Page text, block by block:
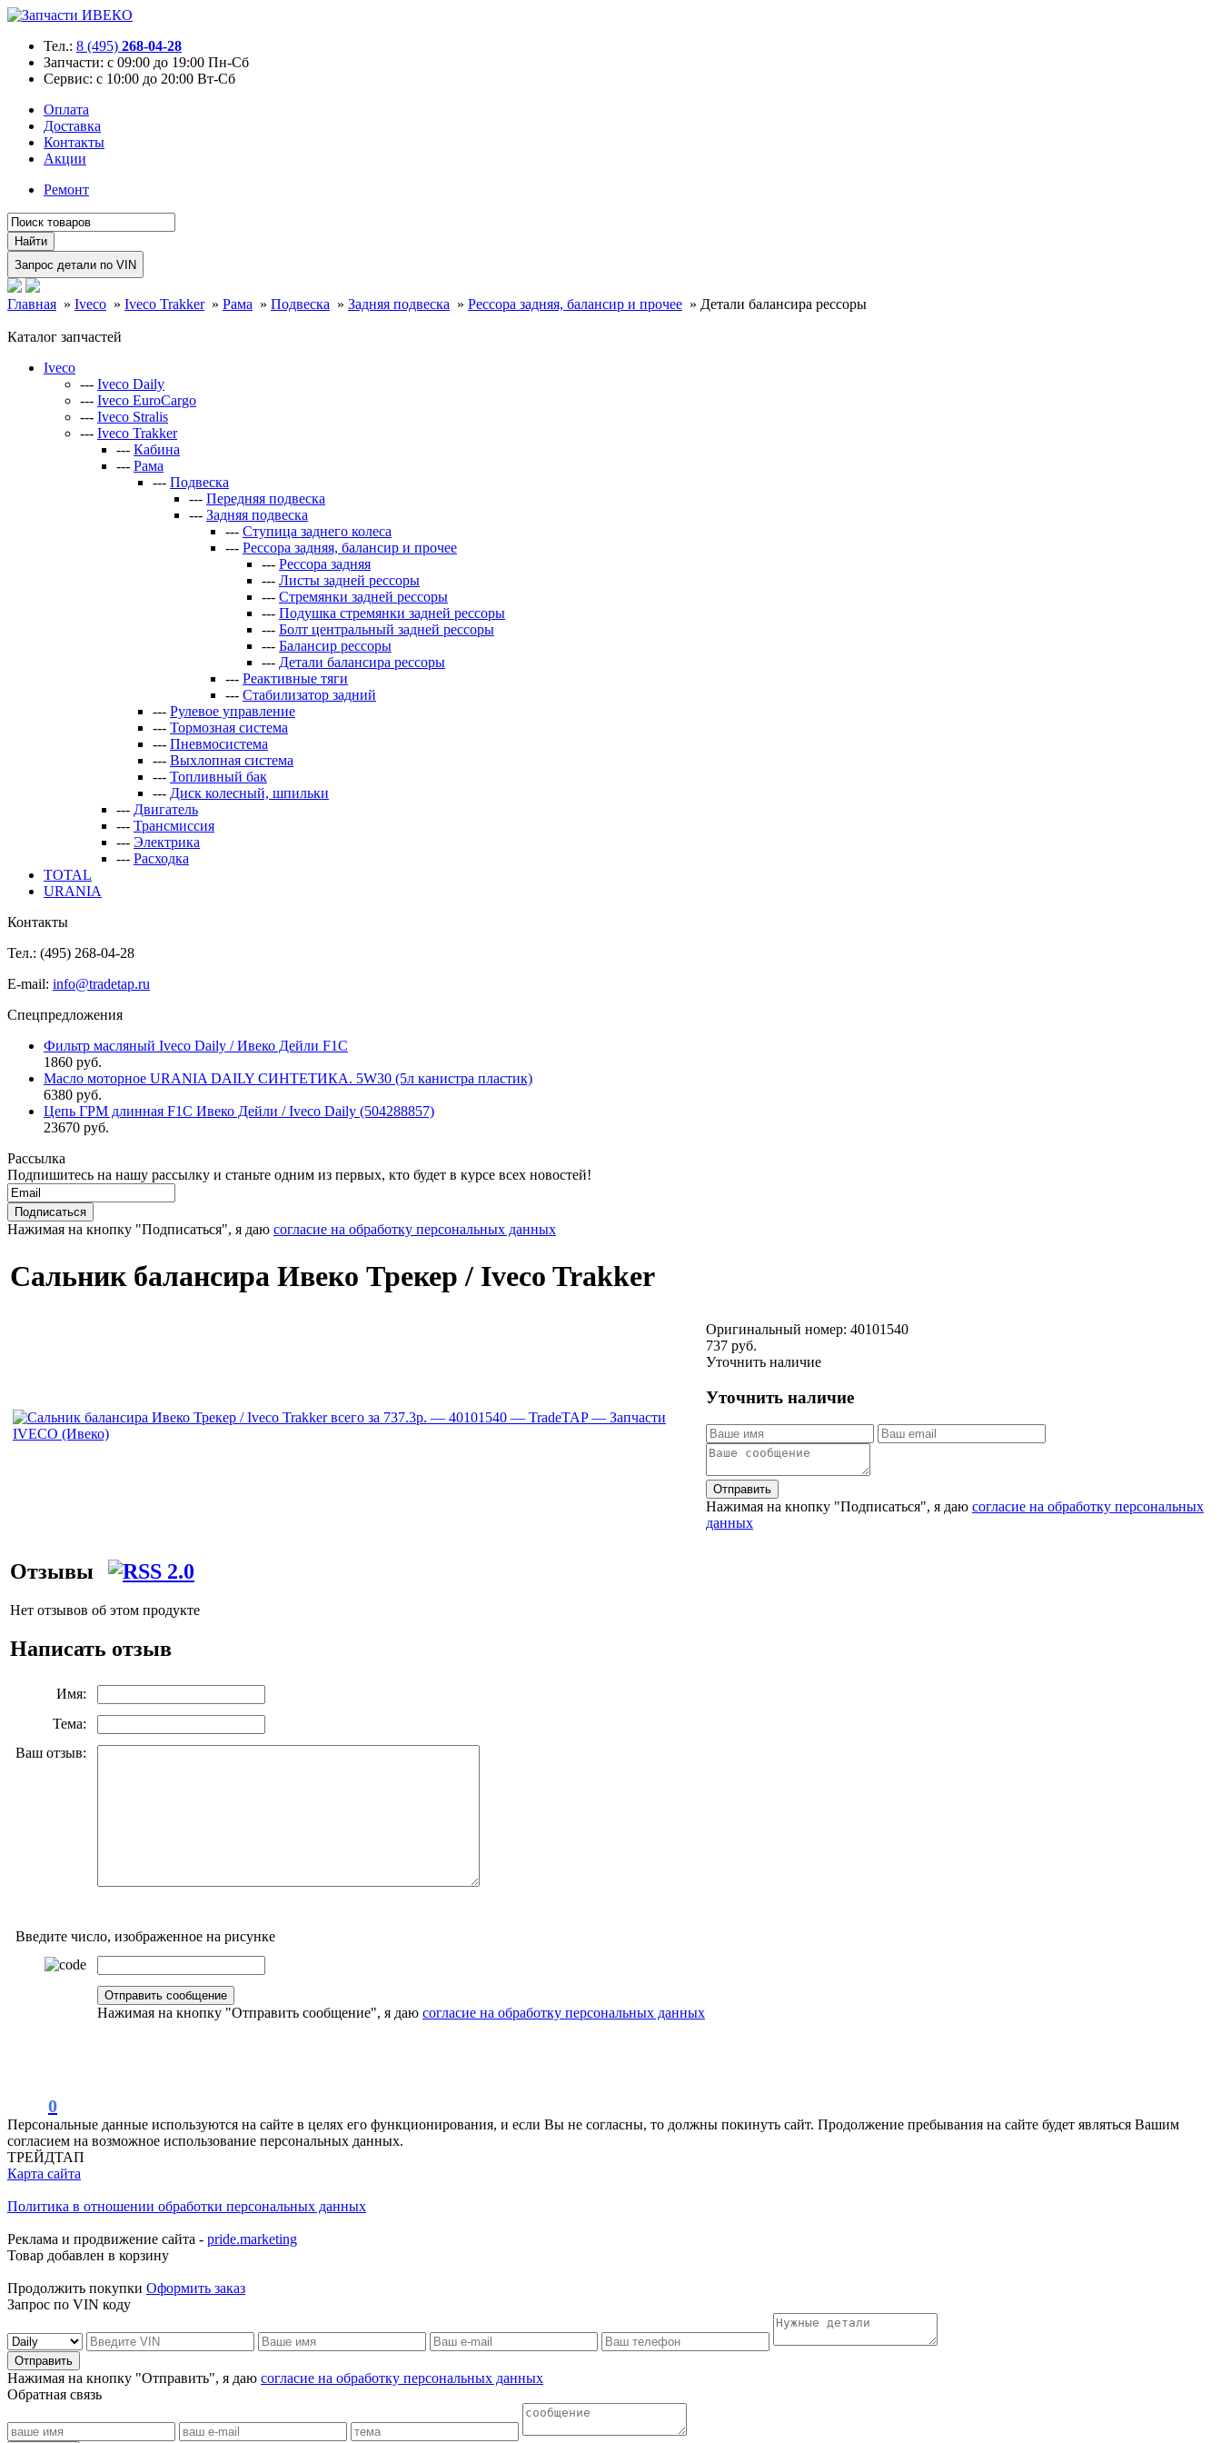
Тел.: 8 (495) 268-04-28
Запчасти: с 09:00 до 19:00 Пн-Сб
Сервис: с 10:00 до 20:00 Вт-Сб
Оплата
Доставка
Контакты
Акции
Ремонт
Главная » Iveco » Iveco Trakker » Рама » Подвеска » Задняя подвеска » Рессора задняя, балансир и прочее » Детали балансира рессоры
Каталог запчастей
Iveco
--- Iveco Daily
--- Iveco EuroCargo
--- Iveco Stralis
--- Iveco Trakker
--- Кабина
--- Рама
--- Подвеска
--- Передняя подвеска
--- Задняя подвеска
--- Ступица заднего колеса
--- Рессора задняя, балансир и прочее
--- Рессора задняя
--- Листы задней рессоры
--- Стремянки задней рессоры
--- Подушка стремянки задней рессоры
--- Болт центральный задней рессоры
--- Балансир рессоры
--- Детали балансира рессоры
--- Реактивные тяги
--- Стабилизатор задний
--- Рулевое управление
--- Тормозная система
--- Пневмосистема
--- Выхлопная система
--- Топливный бак
--- Диск колесный, шпильки
--- Двигатель
--- Трансмиссия
--- Электрика
--- Расходка
TOTAL
URANIA
Контакты
Тел.: (495) 268-04-28
E-mail: info@tradetap.ru
Спецпредложения
Фильтр масляный Iveco Daily / Ивеко Дейли F1C
1860 руб.
Масло моторное URANIA DAILY СИНТЕТИКА. 5W30 (5л канистра пластик)
6380 руб.
Цепь ГРМ длинная F1C Ивеко Дейли / Iveco Daily (504288857)
23670 руб.
Рассылка
Подпишитесь на нашу рассылку и станьте одним из первых, кто будет в курсе всех новостей!
Нажимая на кнопку "Подписаться", я даю согласие на обработку персональных данных
Сальник балансира Ивеко Трекер / Iveco Trakker
Оригинальный номер: 40101540
737 руб.
Уточнить наличие
Уточнить наличие
Отправить
Нажимая на кнопку "Подписаться", я даю согласие на обработку персональных
данных
Отзывы
Нет отзывов об этом продукте
Написать отзыв
Имя:
Тема:
Ваш отзыв:
Введите число, изображенное на рисунке
Нажимая на кнопку "Отправить сообщение", я даю согласие на обработку персональных данных
0
Персональные данные используются на сайте в целях его функционирования, и если Вы не согласны, то должны покинуть сайт. Продолжение пребывания на сайте будет являться Вашим
согласием на возможное использование персональных данных.
ТРЕЙДТАП
Карта сайта
Политика в отношении обработки персональных данных
Реклама и продвижение сайта - pride.marketing
Товар добавлен в корзину
Продолжить покупки Оформить заказ
Запрос по VIN коду
Отправить
Нажимая на кнопку "Отправить", я даю согласие на обработку персональных данных
Обратная связь